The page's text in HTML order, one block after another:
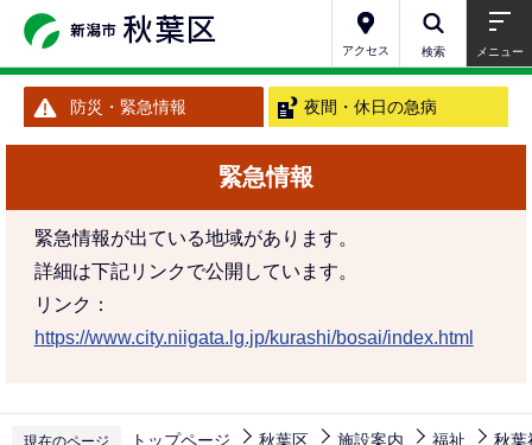
ジ
先
アクセス 検索 メニュー
防災・緊急情報 夜間・休日の急病
緊急情報
緊急情報が出ている地域があります。
詳細は下記リンクで公開しています。
リンク：
https://www.city.niigata.lg.jp/kurashi/bosai/index.html
現在のページ トップページ 秋葉区 施設案内 福祉 秋葉